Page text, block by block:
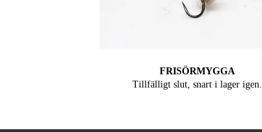
FRISÖRMYGGA
Tillfälligt slut, snart i lager igen.